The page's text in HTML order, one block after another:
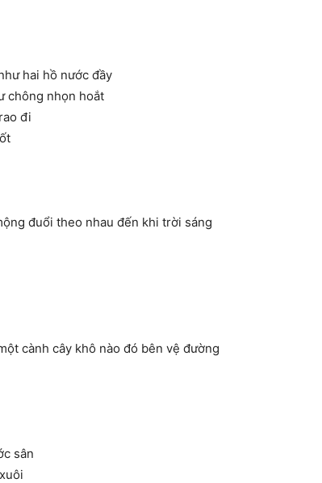
hai hồ nước đầy
chông nhọn hoắt
đi
đuổi theo nhau đến khi trời sáng
cành cây khô nào đó bên vệ đường
sân